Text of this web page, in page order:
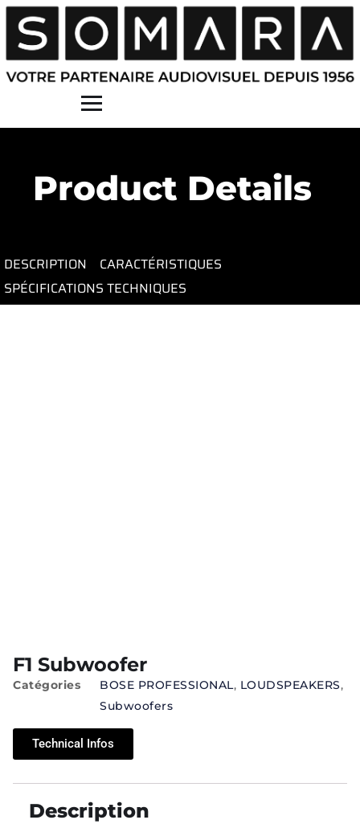
Product Details
DESCRIPTION
CARACTÉRISTIQUES
SPÉCIFICATIONS TECHNIQUES
F1 Subwoofer
Catégories BOSE PROFESSIONAL, LOUDSPEAKERS,
Subwoofers
Technical Infos
Description